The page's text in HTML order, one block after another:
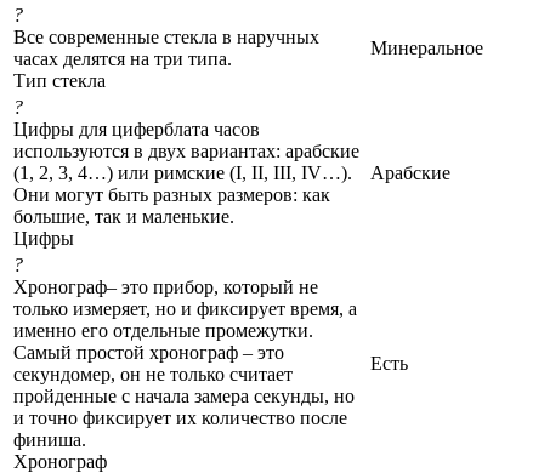
?
Все современные стекла в наручных
часах делятся на три типа.
Тип стекла
Минеральное
?
Цифры для циферблата часов
используются в двух вариантах: арабские
(1, 2, 3, 4…) или римские (I, II, III, IV…).
Они могут быть разных размеров: как
большие, так и маленькие.
Цифры
Арабские
?
Хронограф– это прибор, который не
только измеряет, но и фиксирует время, а
именно его отдельные промежутки.
Самый простой хронограф – это
секундомер, он не только считает
пройденные с начала замера секунды, но
и точно фиксирует их количество после
финиша.
Хронограф
Есть